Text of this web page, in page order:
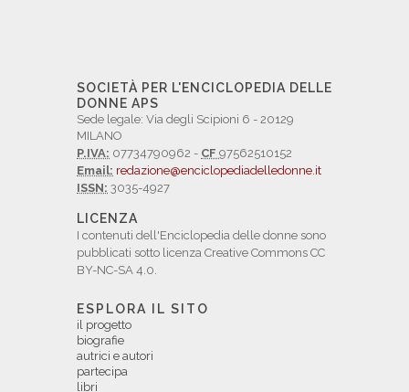
SOCIETÀ PER L'ENCICLOPEDIA DELLE
DONNE APS
Sede legale: Via degli Scipioni 6 - 20129
MILANO
P.IVA: 07734790962 - CF 97562510152
Email: redazione@enciclopediadelledonne.it
ISSN: 3035-4927
LICENZA
I contenuti dell'Enciclopedia delle donne sono
pubblicati sotto licenza Creative Commons CC
BY-NC-SA 4.0.
ESPLORA IL SITO
il progetto
biografie
autrici e autori
partecipa
libri